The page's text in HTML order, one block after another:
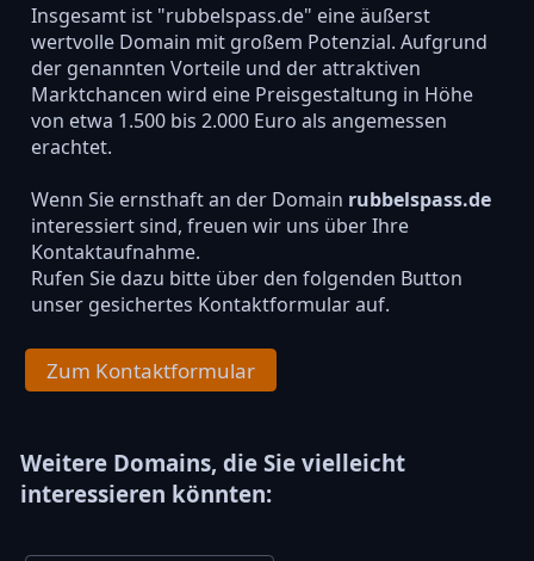
Insgesamt ist "rubbelspass.de" eine äußerst
wertvolle Domain mit großem Potenzial. Aufgrund
der genannten Vorteile und der attraktiven
Marktchancen wird eine Preisgestaltung in Höhe
von etwa 1.500 bis 2.000 Euro als angemessen
erachtet.
Wenn Sie ernsthaft an der Domain rubbelspass.de
interessiert sind, freuen wir uns über Ihre
Kontaktaufnahme.
Rufen Sie dazu bitte über den folgenden Button
unser gesichertes Kontaktformular auf.
Zum Kontaktformular
Weitere Domains, die Sie vielleicht
interessieren könnten: